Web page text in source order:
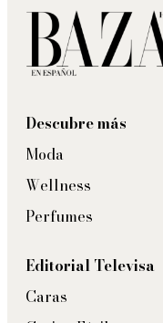
Descubre más
Moda
Wellness
Perfumes
Editorial Televisa
Caras